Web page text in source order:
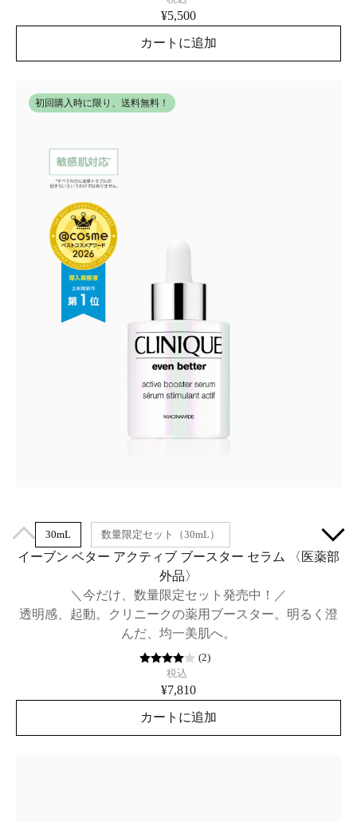
¥5,500
カートに追加
初回購入時に限り、送料無料！
30mL 数量限定セット（30mL）
イーブン ベター アクティブ ブースター セラム​ 〈医薬部
外品〉
＼今だけ、数量限定セット発売中！／
透明感、起動。クリニークの薬用ブースター。明るく澄
んだ、均一美肌へ。
(2)
税込
¥7,810
カートに追加